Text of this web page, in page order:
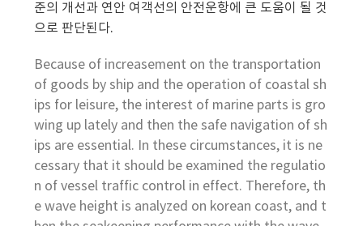
준의 개선과 연안 여객선의 안전운항에 큰 도움이 될 것
으로 판단된다.
Because of increasement on the transportation
of goods by ship and the operation of coastal sh
ips for leisure, the interest of marine parts is gro
wing up lately and then the safe navigation of sh
ips are essential. In these circumstances, it is ne
cessary that it should be examined the regulatio
n of vessel traffic control in effect. Therefore, th
e wave height is analyzed on korean coast, and t